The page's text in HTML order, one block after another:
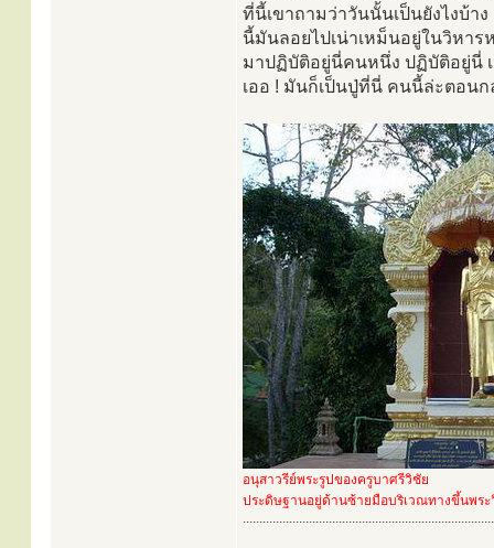
ที่นี้เขาถามว่าวันนั้นเป็นยังไงบ้า
นี้มันลอยไปเน่าเหม็นอยู่ในวิหาร
มาปฏิบัติอยู่นี่คนหนึ่ง ปฏิบัติอยู่นี่
เออ ! มันก็เป็นปู่ที่นี่ คนนี้ล่ะตอนก
อนุสาวรีย์พระรูปของครูบาศรีวิชัย
ประดิษฐานอยู่ด้านซ้ายมือบริเวณทางขึ้นพระ
............................................................................